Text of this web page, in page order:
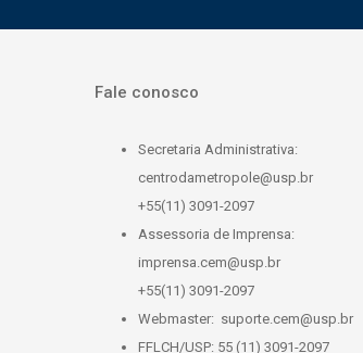
Fale conosco
Secretaria Administrativa:
centrodametropole@usp.br
+55(11) 3091-2097
Assessoria de Imprensa:
imprensa.cem@usp.br
+55(11) 3091-2097
Webmaster: suporte.cem@usp.br
FFLCH/USP: 55 (11) 3091-2097